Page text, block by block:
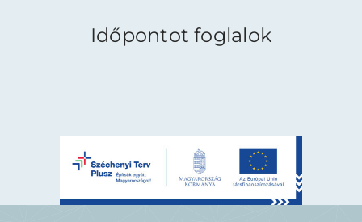
Időpontot foglalok